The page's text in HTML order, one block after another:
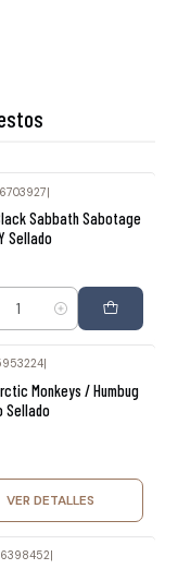
|
Sabbath Sabotage
Sellado
Monkeys / Humbug
Sellado
VER DETALLES
|